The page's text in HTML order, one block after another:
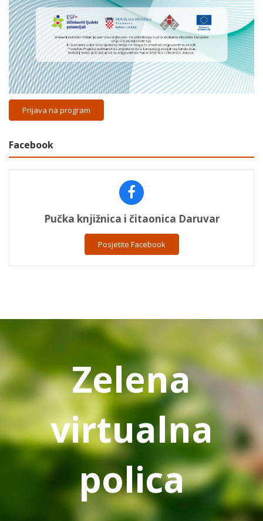
Prijava na program
Facebook
Pučka knjižnica i čitaonica Daruvar
Posjetite Facebook
Zelena
virtualna
polica